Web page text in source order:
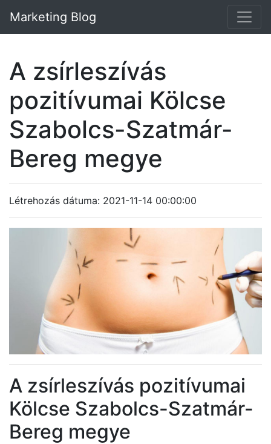
Marketing Blog
A zsírleszívás
pozitívumai Kölcse
Szabolcs-Szatmár-
Bereg megye
Létrehozás dátuma: 2021-11-14 00:00:00
A zsírleszívás pozitívumai
Kölcse Szabolcs-Szatmár-
Bereg megye